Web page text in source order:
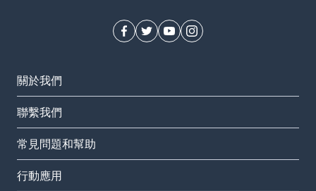
關於我們
聯繫我們
常見問題和幫助
行動應用